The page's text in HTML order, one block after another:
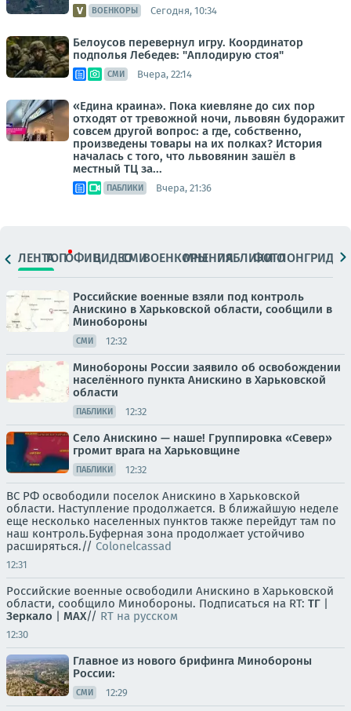
ВОЕНКОРЫ Сегодня, 10:34
Белоусов перевернул игру. Координатор
подполья Лебедев: "Аплодирую стоя"
СМИ Вчера, 22:14
«Едина краина». Пока киевляне до сих пор
отходят от тревожной ночи, львовян будоражит
совсем другой вопрос: а где, собственно,
произведены товары на их полках? История
началась с того, что львовянин зашёл в
местный ТЦ за...
ПАБЛИКИ Вчера, 21:36
ЛЕНТАТОПОФИЦ.ВИДЕОСМИВОЕНКОРЫМНЕНИЯПАБЛИКИ
ФОТОЛОНГРИДЫ
Российские военные взяли под контроль
Анискино в Харьковской области, сообщили в
Минобороны
СМИ 12:32
Минобороны России заявило об освобождении
населённого пункта Анискино в Харьковской
области
ПАБЛИКИ 12:32
Село Анискино — наше! Группировка «Север»
громит врага на Харьковщине
ПАБЛИКИ 12:32
ВС РФ освободили поселок Анискино в Харьковской
области. Наступление продолжается. В ближайшую неделе
еще несколько населенных пунктов также перейдут там по
наш контроль.Буферная зона продолжает устойчиво
расширяться.// Colonelcassad
12:31
Российские военные освободили Анискино в Харьковской
области, сообщило Минобороны. Подписаться на RT: ТГ |
Зеркало | MAX// RT на русском
12:30
Главное из нового брифинга Минобороны
России:
СМИ 12:29